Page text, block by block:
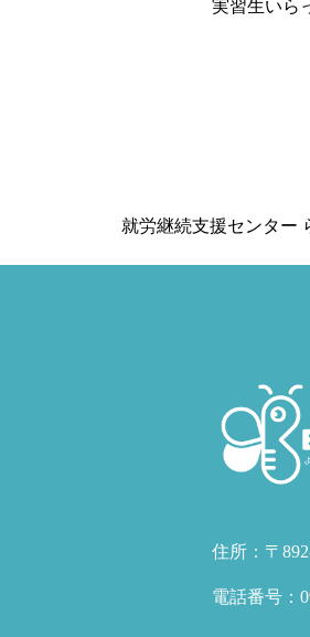
実習生いら
就労継続支援センター
住所：〒
電話番号：